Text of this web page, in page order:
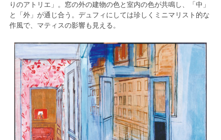
りのアトリエ」。窓の外の建物の色と室内の色が共鳴し、「中」
と「外」が通じ合う。デュフィにしては珍しくミニマリスト的な
作風で、マティスの影響も見える。